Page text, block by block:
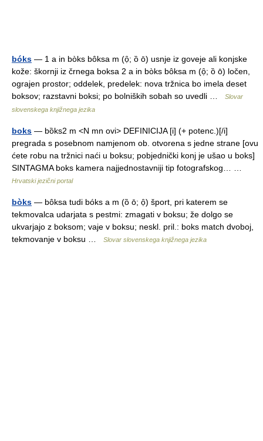
bóks — 1 a in bòks bôksa m (ọ̑; ȍ ō) usnje iz goveje ali konjske
kože: škornji iz črnega boksa 2 a in bòks bôksa m (ọ̑; ȍ ō) ločen,
ograjen prostor; oddelek, predelek: nova tržnica bo imela deset
boksov; razstavni boksi; po bolniških sobah so uvedli …
Slovar
slovenskega knjižnega jezika
boks — bȍks2 m <N mn ovi> DEFINICIJA [i] (+ potenc.)[/i]
pregrada s posebnom namjenom ob. otvorena s jedne strane [ovu
ćete robu na tržnici naći u boksu; pobjednički konj je ušao u boks]
SINTAGMA boks kamera najjednostavniji tip fotografskog… …
Hrvatski jezični portal
bòks — bôksa tudi bóks a m (ȍ ō; ọ̑) šport, pri katerem se
tekmovalca udarjata s pestmi: zmagati v boksu; že dolgo se
ukvarjajo z boksom; vaje v boksu; neskl. pril.: boks match dvoboj,
tekmovanje v boksu …
Slovar slovenskega knjižnega jezika